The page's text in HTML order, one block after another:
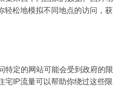
轻松地模拟不同地点的访问，获
定的网站可能会受到政府的限
宅IP流量可以帮助你绕过这些限